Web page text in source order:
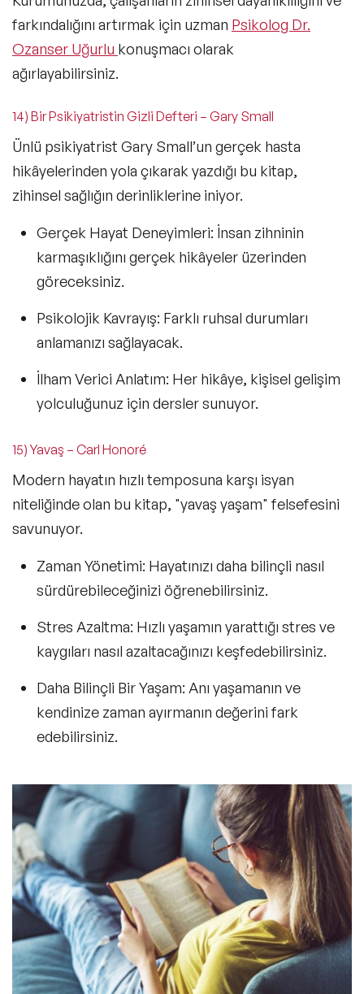
farkındalığını artırmak için uzman Psikolog Dr.
Ozanser Uğurlu konuşmacı olarak
ağırlayabilirsiniz.
14) Bir Psikiyatristin Gizli Defteri – Gary Small
Ünlü psikiyatrist Gary Small’un gerçek hasta
hikâyelerinden yola çıkarak yazdığı bu kitap,
zihinsel sağlığın derinliklerine iniyor.
Gerçek Hayat Deneyimleri: İnsan zihninin
karmaşıklığını gerçek hikâyeler üzerinden
göreceksiniz.
Psikolojik Kavrayış: Farklı ruhsal durumları
anlamanızı sağlayacak.
İlham Verici Anlatım: Her hikâye, kişisel gelişim
yolculuğunuz için dersler sunuyor.
15) Yavaş – Carl Honoré
Modern hayatın hızlı temposuna karşı isyan
niteliğinde olan bu kitap, "yavaş yaşam" felsefesini
savunuyor.
Zaman Yönetimi: Hayatınızı daha bilinçli nasıl
sürdürebileceğinizi öğrenebilirsiniz.
Stres Azaltma: Hızlı yaşamın yarattığı stres ve
kaygıları nasıl azaltacağınızı keşfedebilirsiniz.
Daha Bilinçli Bir Yaşam: Anı yaşamanın ve
kendinize zaman ayırmanın değerini fark
edebilirsiniz.